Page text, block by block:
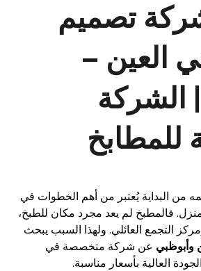
تصميم
العين –
الشركة
للمطابخ
من البداية يُعتبر من أهم الخطوات في
فالمطبخ لم يعد مجرد مكان للطبخ،
التجمع العائلي. ولهذا السبب يبحث
وأبوظبي عن شركة متخصصة في
العالية بأسعار مناسبة.